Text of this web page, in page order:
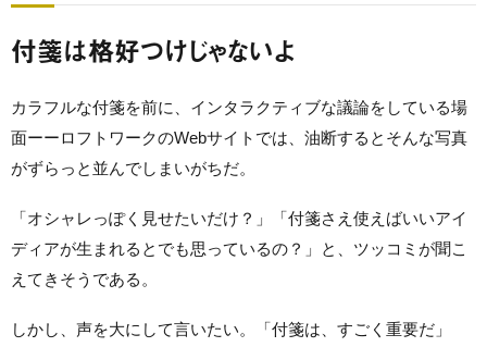
付箋は格好つけじゃないよ
カラフルな付箋を前に、インタラクティブな議論をしている場
面ーーロフトワークのWebサイトでは、油断するとそんな写真
がずらっと並んでしまいがちだ。
「オシャレっぽく見せたいだけ？」「付箋さえ使えばいいアイ
ディアが生まれるとでも思っているの？」と、ツッコミが聞こ
えてきそうである。
しかし、声を大にして言いたい。「付箋は、すごく重要だ」